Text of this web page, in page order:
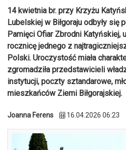
14 kwietnia br. przy Krzyżu
Lubelskiej w Biłgoraju odbyły się
Pamięci Ofiar Zbrodni Katyńskiej,
rocznicę jednego z
Polski. Uroczystość miała
zgromadziła przedstawicieli
instytucji, poczty sztandarowe,
mieszkańców Ziemi Biłgorajskiej.
Joanna Ferens 16.04.2026 06:23